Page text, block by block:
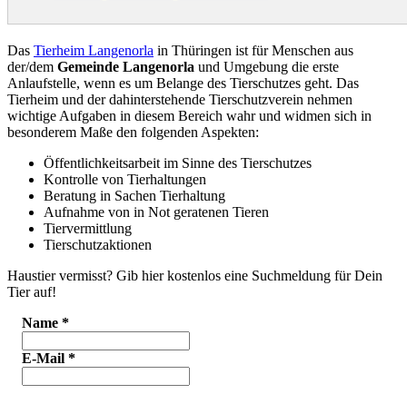
Das Tierheim Langenorla in Thüringen ist für Menschen aus
der/dem Gemeinde Langenorla und Umgebung die erste
Anlaufstelle, wenn es um Belange des Tierschutzes geht. Das
Tierheim und der dahinterstehende Tierschutzverein nehmen
wichtige Aufgaben in diesem Bereich wahr und widmen sich in
besonderem Maße den folgenden Aspekten:
Öffentlichkeitsarbeit im Sinne des Tierschutzes
Kontrolle von Tierhaltungen
Beratung in Sachen Tierhaltung
Aufnahme von in Not geratenen Tieren
Tiervermittlung
Tierschutzaktionen
Haustier vermisst? Gib hier kostenlos eine Suchmeldung für Dein
Tier auf!
Name *
E-Mail *